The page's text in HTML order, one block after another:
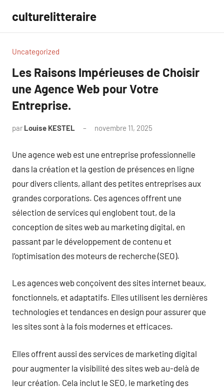
contenu
culturelitteraire
Uncategorized
Les Raisons Impérieuses de Choisir
une Agence Web pour Votre
Entreprise.
par Louise KESTEL novembre 11, 2025
Une agence web est une entreprise professionnelle
dans la création et la gestion de présences en ligne
pour divers clients, allant des petites entreprises aux
grandes corporations. Ces agences offrent une
sélection de services qui englobent tout, de la
conception de sites web au marketing digital, en
passant par le développement de contenu et
l’optimisation des moteurs de recherche (SEO).
Les agences web conçoivent des sites internet beaux,
fonctionnels, et adaptatifs. Elles utilisent les dernières
technologies et tendances en design pour assurer que
les sites sont à la fois modernes et efficaces.
Elles offrent aussi des services de marketing digital
pour augmenter la visibilité des sites web au-delà de
leur création. Cela inclut le SEO, le marketing des